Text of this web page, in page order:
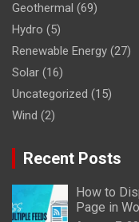
Geothermal (69)
Hydro (5)
Renewable Energy (27)
Solar (16)
Uncategorized (15)
Wind (2)
Recent Posts
How to
Page in